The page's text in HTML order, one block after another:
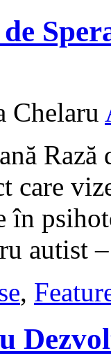
Chelaru
care
în
autist
,